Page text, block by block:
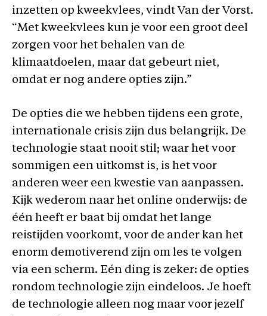
inzetten op kweekvlees, vindt Van der Vorst.
“Met kweekvlees kun je voor een groot deel
zorgen voor het behalen van de
klimaatdoelen, maar dat gebeurt niet,
omdat er nog andere opties zijn.”
De opties die we hebben tijdens een grote,
internationale crisis zijn dus belangrijk. De
technologie staat nooit stil; waar het voor
sommigen een uitkomst is, is het voor
anderen weer een kwestie van aanpassen.
Kijk wederom naar het online onderwijs: de
één heeft er baat bij omdat het lange
reistijden voorkomt, voor de ander kan het
enorm demotiverend zijn om les te volgen
via een scherm. Eén ding is zeker: de opties
rondom technologie zijn eindeloos. Je hoeft
de technologie alleen nog maar voor jezelf